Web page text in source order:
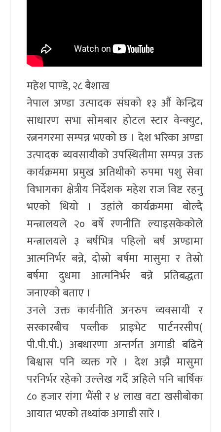
महेश पाण्डे, २८ बैशाख
नेपाल अण्डा उत्पादक संघको १३ औं केन्द्रिय
साधारण सभा सोमबार होटल स्टार वेन्क्युट,
रत्ननगरमा सम्पन्न भएको छ । देश भरिका अण्डा
उत्पादक ब्यवसायीको उपस्थितीमा सम्पन्न उक्त
कार्यक्रममा प्रमुख अतिथीको रुपमा पशु सेवा
विभागका क्षेत्रीय निर्देशक महेश राज विष्ट रहनु
भएको थियो । उहांले कार्यक्रममा बोल्दै
मन्त्रालयले २० बर्षे रणनीति ल्याइसकेकोले
मन्त्रालयले ३ बर्षभित्र पहिलो बर्ष अण्डामा
आत्मनिर्भर बन्ने, दोस्रो बर्षमा मासुमा र तेस्रो
बर्षमा दुधमा आत्मनिर्भर बन्ने प्रतिबद्धता
जनाएको बताए ।
उनले उक्त कार्यनीति अनरुप व्यवसायी र
सरकारबीच पव्लीक प्राइभेट पार्टनरसीप(
पी.पी.पी.) अबधारणा अन्तर्गत अगाडी बढिने
बिश्वास पनि व्यक्त गरे । देश अझै मासुमा
परनिर्भर रहेको उल्लेख गर्दै अहिले पनि बार्षिक
८० हजार रांगा भैंसी र ४ लाख वटा खसीबोका
आयात भएको तथ्यांक अगाडी सारे ।